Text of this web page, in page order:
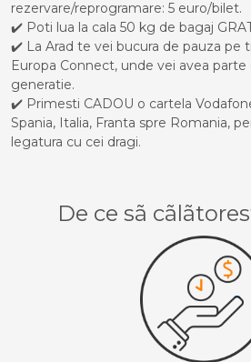
rezervare/reprogramare: 5 euro/bilet.
✔️ Poti lua la cala 50 kg de bagaj
✔️ La Arad te vei bucura de pauza pe
Europa Connect, unde vei avea
generatie.
✔️ Primesti CADOU o cartela
Spania, Italia, Franta spre Romania,
legatura cu cei dragi.
De ce sã